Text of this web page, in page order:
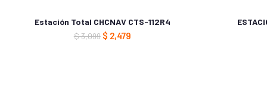
Voltaje: 6 VDC
Incluye: 01 Trí­pode; 01 Prisma; 01 Baston; 01 Plomada; 02 Baterí­as; 01
Estación Total CHCNAV CTS-112R4
$3,099 $ 2,479